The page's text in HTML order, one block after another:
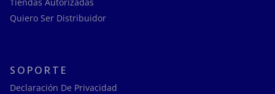
Quiero Ser Distribuidor
SOPORTE
Declaración De Privacidad